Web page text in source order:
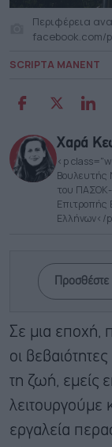
Περιφέρεια
facebook.com/
SCRIPTA MANENT
Χαρά
<p
Βουλευτής
του ΠΑΣΟΚ-
Επιτροπής
Ελλήνων</
Σε μια εποχή,
οι
τη ζωή, εμείς
λειτουργούμε
εργαλεία